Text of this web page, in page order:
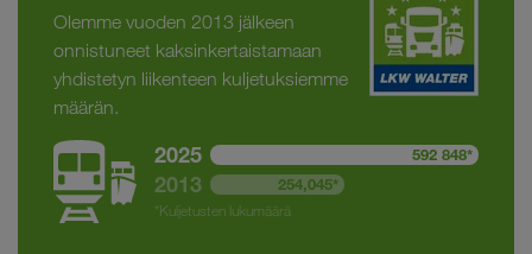
Olemme vuoden 2013 jälkeen
onnistuneet kaksinkertaistamaan
yhdistetyn liikenteen kuljetuksiemme
määrän.
2025 592 848*
2013
254,045*
*Kuljetusten lukumäärä